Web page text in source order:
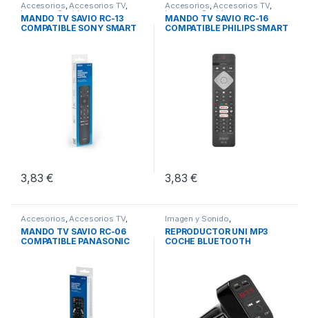
Accesorios,Accesorios TV,
Imagen y Sonido
MANDO TV SAVIO RC-13
COMPATIBLE SONY SMART
3,83€
Accesorios,Accesorios TV,
Imagen y Sonido
MANDO TV SAVIO RC-16
COMPATIBLE PHILIPS SMART
3,83€
Accesorios,Accesorios TV,
Imagen y Sonido
MANDO TV SAVIO RC-06
COMPATIBLE PANASONIC
Imagen y Sonido,
Reproductores,Reproductores
Mp3-Mp4
REPRODUCTOR UNI MP3
COCHE BLUETOOTH